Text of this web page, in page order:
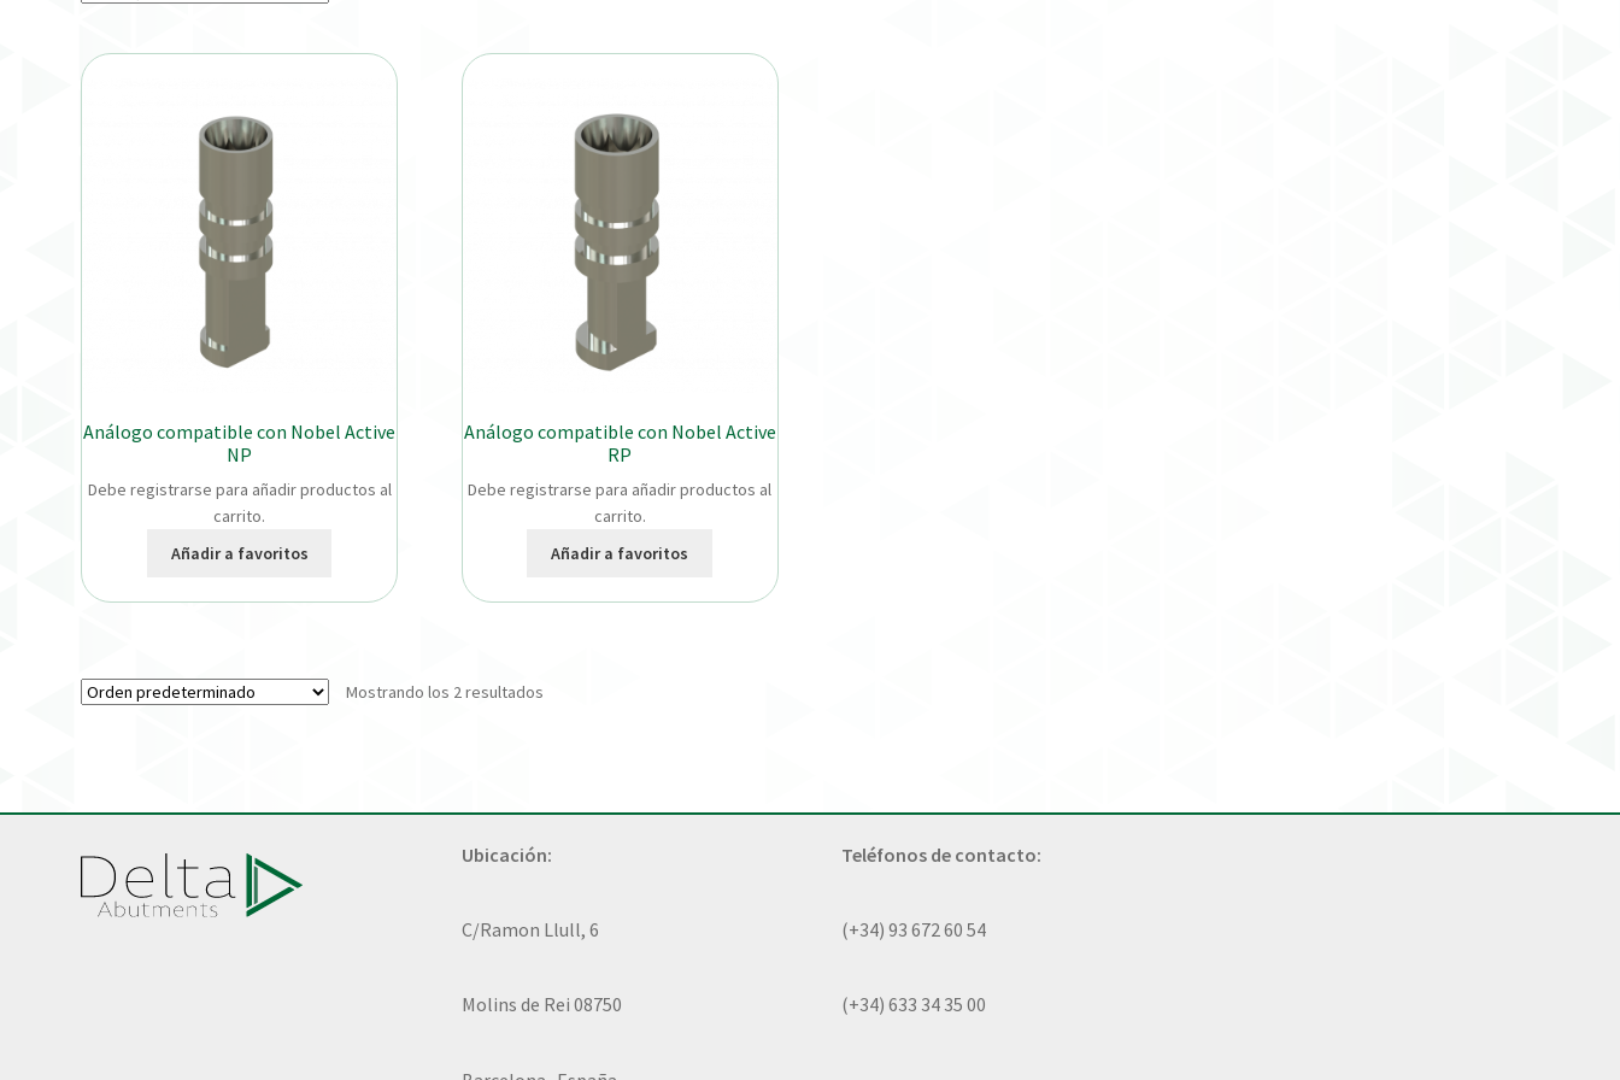
Análogo compatible con Nobel Active
NP
Debe registrarse para añadir productos al
carrito.
Añadir a favoritos
Análogo compatible con Nobel Active
RP
Debe registrarse para añadir productos al
carrito.
Añadir a favoritos
Mostrando los 2 resultados
Ubicación:
C/Ramon Llull, 6
Molins de Rei 08750
Teléfonos de contacto:
(+34) 93 672 60 54
(+34) 633 34 35 00